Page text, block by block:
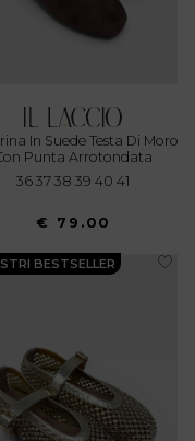
Punta Arrotondata
36 37 38 39 40 41
€ 79.00
BESTSELLER